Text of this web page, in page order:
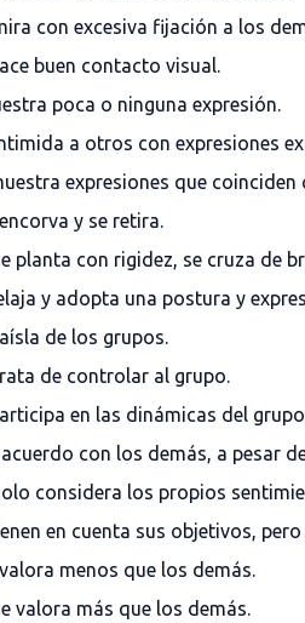
con excesiva fijación a los
buen contacto visual.
poca o ninguna expresión.
a otros con expresiones
expresiones que coinciden
y se retira.
planta con rigidez, se cruza de
y adopta una postura y
de los grupos.
de controlar al grupo.
en las dinámicas del
con los demás, a pesar
considera los propios
en cuenta sus objetivos,
menos que los demás.
valora más que los demás.